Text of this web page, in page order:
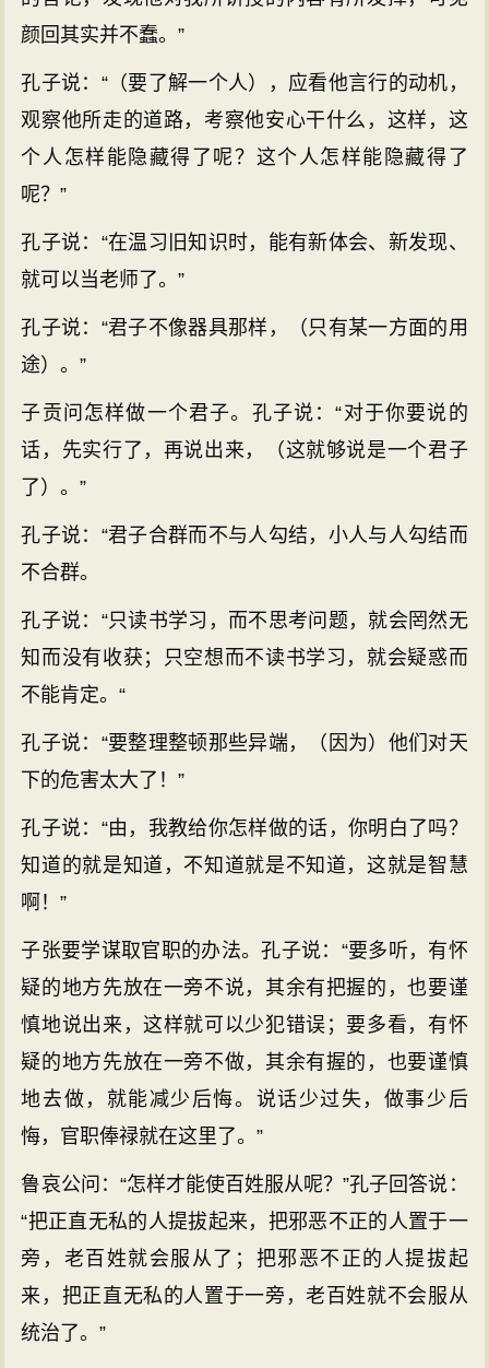
颜回其实并不蠢。”
孔子说：“（要了解一个人），应看他言行的动机，
观察他所走的道路，考察他安心干什么，这样，这
个人怎样能隐藏得了呢？这个人怎样能隐藏得了
呢？”
孔子说：“在温习旧知识时，能有新体会、新发现、
就可以当老师了。”
孔子说：“君子不像器具那样，（只有某一方面的用
途）。”
子贡问怎样做一个君子。孔子说：“对于你要说的
话，先实行了，再说出来，（这就够说是一个君子
了）。”
孔子说：“君子合群而不与人勾结，小人与人勾结而
不合群。
孔子说：“只读书学习，而不思考问题，就会罔然无
知而没有收获；只空想而不读书学习，就会疑惑而
不能肯定。“
孔子说：“要整理整顿那些异端，（因为）他们对天
下的危害太大了！”
孔子说：“由，我教给你怎样做的话，你明白了吗？
知道的就是知道，不知道就是不知道，这就是智慧
啊！”
子张要学谋取官职的办法。孔子说：“要多听，有怀
疑的地方先放在一旁不说，其余有把握的，也要谨
慎地说出来，这样就可以少犯错误；要多看，有怀
疑的地方先放在一旁不做，其余有握的，也要谨慎
地去做，就能减少后悔。说话少过失，做事少后
悔，官职俸禄就在这里了。”
鲁哀公问：“怎样才能使百姓服从呢？”孔子回答说：
“把正直无私的人提拔起来，把邪恶不正的人置于一
旁，老百姓就会服从了；把邪恶不正的人提拔起
来，把正直无私的人置于一旁，老百姓就不会服从
统治了。”